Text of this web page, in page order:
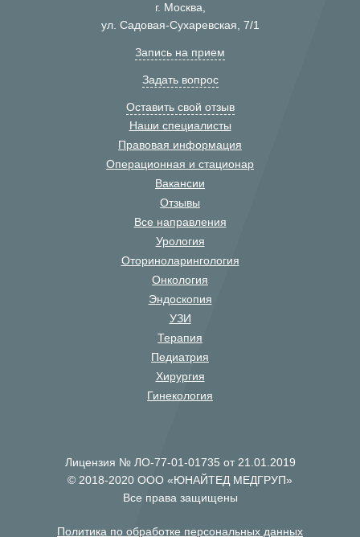
г. Москва,
ул. Садовая-Сухаревская, 7/1
Запись на прием
Задать вопрос
Оставить свой отзыв
Наши специалисты
Правовая информация
Операционная и стационар
Вакансии
Отзывы
Все направления
Урология
Оториноларингология
Онкология
Эндоскопия
УЗИ
Терапия
Педиатрия
Хирургия
Гинекология
Лицензия № ЛО-77-01-01735 от 21.01.2019
© 2018-2020 ООО «ЮНАЙТЕД МЕДГРУП»
Все права защищены
Политика по обработке персональных данных